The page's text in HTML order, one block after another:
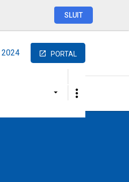
SLUIT
2024 PORTAL